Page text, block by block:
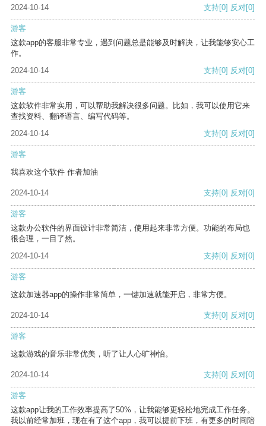
2024-10-14 支持[0] 反对[0]
游客
这款app的客服非常专业，遇到问题总是能够及时解决，让我能够安心工
作。
2024-10-14
支持[0] 反对[0]
游客
这款软件非常实用，可以帮助我解决很多问题。比如，我可以使用它来
查找资料、翻译语言、编写代码等。
2024-10-14
支持[0] 反对[0]
游客
我喜欢这个软件 作者加油
2024-10-14 支持[0] 反对[0]
游客
这款办公软件的界面设计非常简洁，使用起来非常方便。功能的布局也
很合理，一目了然。
2024-10-14
支持[0] 反对[0]
游客
这款加速器app的操作非常简单，一键加速就能开启，非常方便。
2024-10-14 支持[0] 反对[0]
游客
这款游戏的音乐非常优美，听了让人心旷神怡。
2024-10-14 支持[0] 反对[0]
游客
这款app让我的工作效率提高了50%，让我能够更轻松地完成工作任务。
我以前经常加班，现在有了这个app，我可以提前下班，有更多的时间陪